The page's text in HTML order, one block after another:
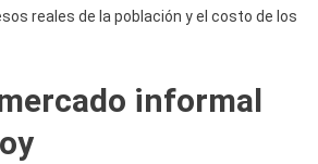
reales de la población y el costo de los
informal